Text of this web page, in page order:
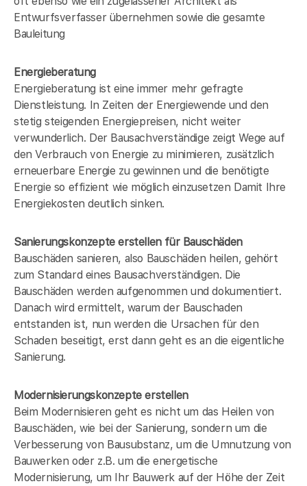
Entwurfsverfasser übernehmen sowie die gesamte
Bauleitung
Energieberatung
Energieberatung ist eine immer mehr gefragte
Dienstleistung. In Zeiten der Energiewende und den
stetig steigenden Energiepreisen, nicht weiter
verwunderlich. Der Bausachverständige zeigt Wege auf
den Verbrauch von Energie zu minimieren, zusätzlich
erneuerbare Energie zu gewinnen und die benötigte
Energie so effizient wie möglich einzusetzen Damit Ihre
Energiekosten deutlich sinken.
Sanierungskonzepte erstellen für Bauschäden
Bauschäden sanieren, also Bauschäden heilen, gehört
zum Standard eines Bausachverständigen. Die
Bauschäden werden aufgenommen und dokumentiert.
Danach wird ermittelt, warum der Bauschaden
entstanden ist, nun werden die Ursachen für den
Schaden beseitigt, erst dann geht es an die eigentliche
Sanierung.
Modernisierungskonzepte erstellen
Beim Modernisieren geht es nicht um das Heilen von
Bauschäden, wie bei der Sanierung, sondern um die
Verbesserung von Bausubstanz, um die Umnutzung von
Bauwerken oder z.B. um die energetische
Modernisierung, um Ihr Bauwerk auf der Höhe der Zeit